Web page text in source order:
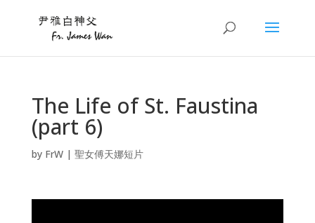
The Life of St. Faustina
(part 6)
by FrW| 聖女傅天娜短片